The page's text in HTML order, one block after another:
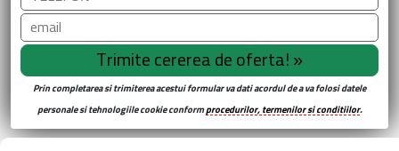
Prin completarea si trimiterea acestui formular va dati acordul de a va folosi datele
personale si tehnologiile cookie conformprocedurilor, termenilor si conditiilor.